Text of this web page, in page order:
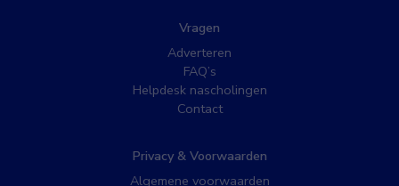
Vragen
Adverteren
FAQ’s
Helpdesk nascholingen
Contact
Privacy & Voorwaarden
Algemene voorwaarden